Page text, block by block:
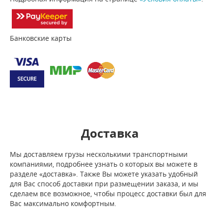
Банковские карты
Доставка
Мы доставляем грузы несколькими транспортными
компаниями, подробнее узнать о которых вы можете в
разделе «доставка». Также Вы можете указать удобный
для Вас способ доставки при размещении заказа, и мы
сделаем все возможное, чтобы процесс доставки был для
Вас максимально комфортным.